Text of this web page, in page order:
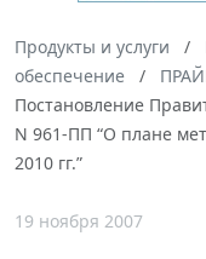
Продукты и услуги
обеспечение
Постановление
N 961-ПП “О плане
2010 гг.”
19 ноября 2007